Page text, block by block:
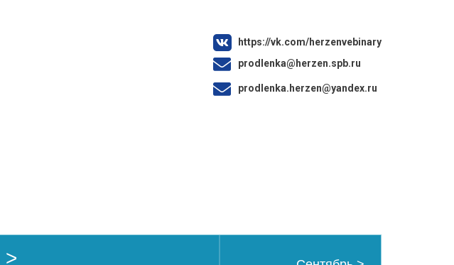
https://vk.com/herzenvebinary
prodlenka@herzen.spb.ru
prodlenka.herzen@yandex.ru
>